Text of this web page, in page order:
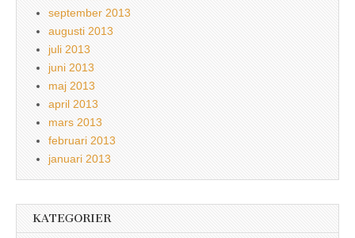
september 2013
augusti 2013
juli 2013
juni 2013
maj 2013
april 2013
mars 2013
februari 2013
januari 2013
KATEGORIER